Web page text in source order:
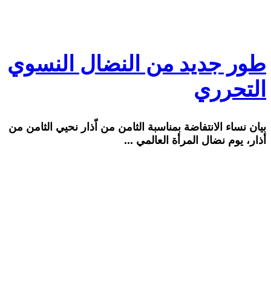
طور جديد من النضال النسوي
التحرري
بيان نساء الانتفاضة بمناسبة الثامن من اّذار نحيي الثامن من
أذار، يوم نضال المرأة العالمي ...